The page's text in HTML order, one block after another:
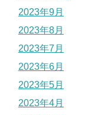
2023年9月
2023年8月
2023年7月
2023年6月
2023年5月
2023年4月